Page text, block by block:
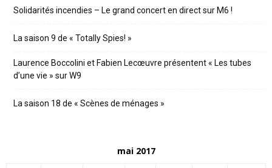
Solidarités incendies – Le grand concert en direct sur M6 !
La saison 9 de « Totally Spies! »
Laurence Boccolini et Fabien Lecœuvre présentent « Les tubes
d’une vie » sur W9
La saison 18 de « Scènes de ménages »
mai 2017